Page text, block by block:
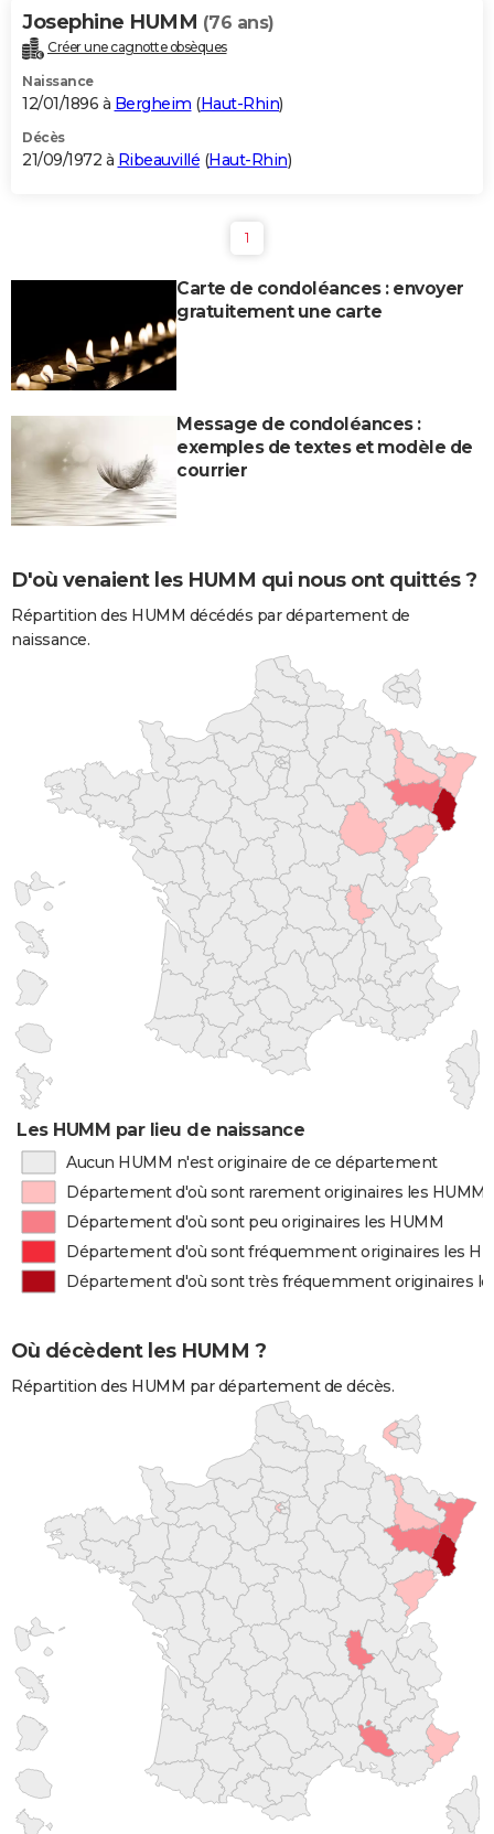
Josephine HUMM (76 ans)
Créer une cagnotte obsèques
Naissance
12/01/1896 à Bergheim (Haut-Rhin)
Décès
21/09/1972 à Ribeauvillé (Haut-Rhin)
1
Carte de condoléances : envoyer
gratuitement une carte
Message de condoléances :
exemples de textes et modèle de
courrier
D'où venaient les HUMM qui nous ont quittés ?
Répartition des HUMM décédés par département de
naissance.
Les HUMM par lieu de naissance
Aucun HUMM n'est originaire de ce département
Département d'où sont rarement originaires les HUMM
Département d'où sont peu originaires les HUMM
Département d'où sont fréquemment originaires les
Département d'où sont très fréquemment originaires
Où décèdent les HUMM ?
Répartition des HUMM par département de décès.